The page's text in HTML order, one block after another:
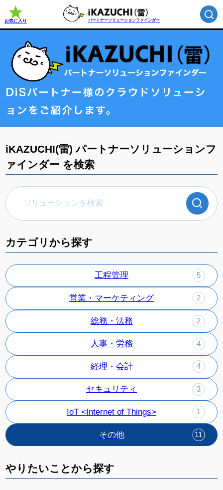
パートナーソリューションファインダー
お気に入り
iKAZUCHI(雷) パートナーソリューションフ
ァインダー を検索
カテゴリから探す
工程管理 5
営業・マーケティング 2
総務・法務 2
人事・労務 4
経理・会計 4
セキュリティ 3
IoT <Internet of Things> 1
その他 11
やりたいことから探す